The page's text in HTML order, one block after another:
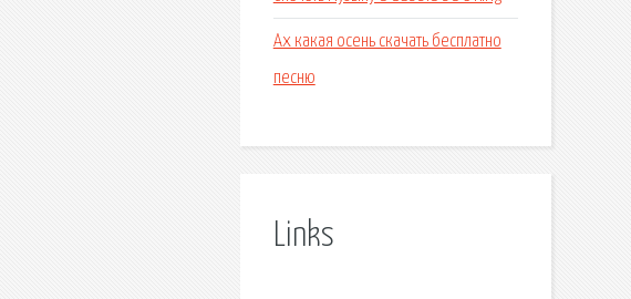
Ах какая осень скачать бесплатно
песню
Links